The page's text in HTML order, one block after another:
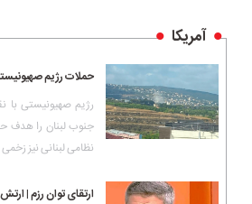
آمریکا
حملات رژیم
رژیم صهیونیستی
جنوب لبنان را هدف
نظامی لبنانی نیز
ارتقای توان رزم |